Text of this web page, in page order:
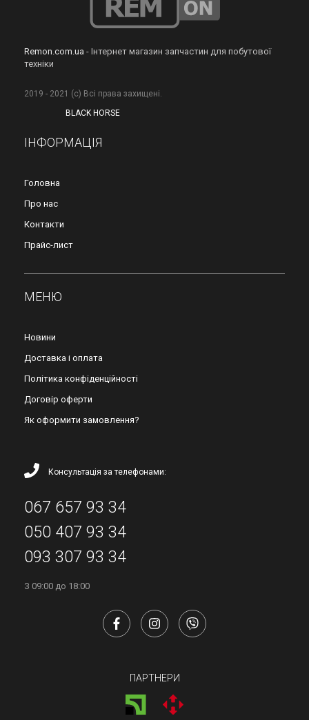
Remon.com.ua - Інтернет магазин запчастин для побутової
техніки
2019 - 2021 (с) Всі права захищені.
BLACK HORSE
ІНФОРМАЦІЯ
Головна
Про нас
Контакти
Прайс-лист
МЕНЮ
Новини
Доставка і оплата
Політика конфіденційності
Договір оферти
Як оформити замовлення?
Консультація за телефонами:
067 657 93 34
050 407 93 34
093 307 93 34
З 09:00 до 18:00
ПАРТНЕРИ